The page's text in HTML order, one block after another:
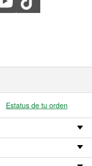
Estatus de tu orden